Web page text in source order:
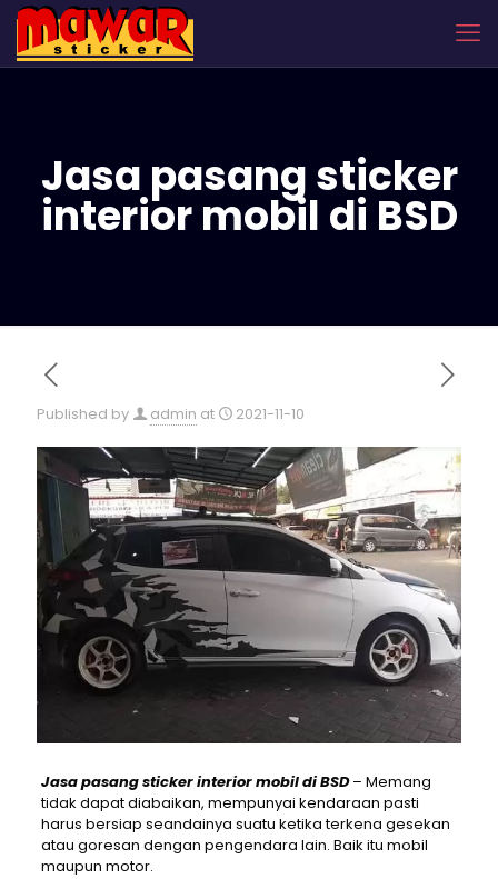
Jasa pasang sticker
interior mobil di BSD
Published by admin at 2021-11-10
Jasa pasang sticker interior mobil di BSD– Memang
tidak dapat diabaikan, mempunyai kendaraan pasti
harus bersiap seandainya suatu ketika terkena gesekan
atau goresan dengan pengendara lain. Baik itu mobil
maupun motor.